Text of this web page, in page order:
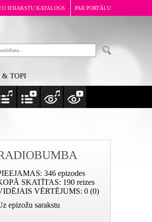
IERAKSTU KATALOGS PAR PORTĀLU
& TOPI
: 346 epizodes
SKATĪTAS: 190 reizes
VĒRTĒJUMS: 0 (0)
epizožu sarakstu